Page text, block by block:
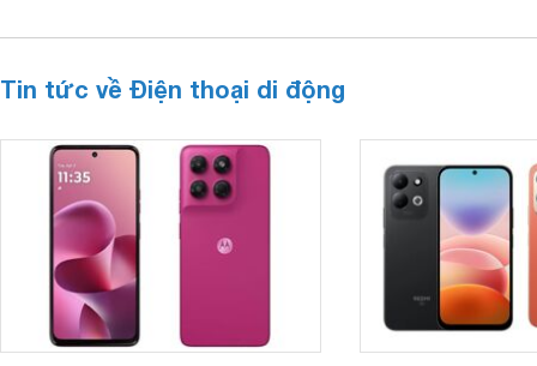
Tin tức về Điện thoại di động